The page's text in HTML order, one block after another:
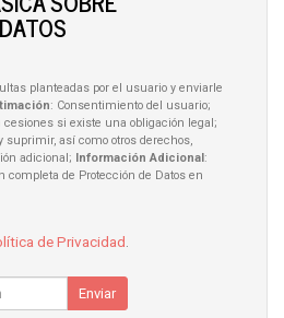
planteadas por el usuario y enviarle
: Consentimiento del usuario;
cesiones si existe una obligación legal;
suprimir, así como otros derechos,
adicional; Información Adicional:
de Protección de Datos en
de Privacidad
Enviar